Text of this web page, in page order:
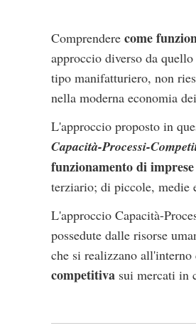
Comprendere come
approccio diverso da
tipo manifatturiero, non
nella moderna economia
L'approccio proposto in
Capacità-Processi-
funzionamento di
terziario; di piccole, medie
L'approccio Capacità-
possedute dalle risorse
che si realizzano
competitiva sui mercati in